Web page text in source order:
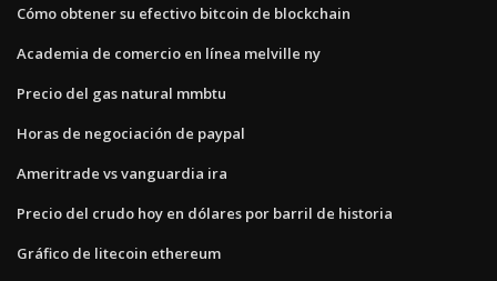
Cómo obtener su efectivo bitcoin de blockchain
Academia de comercio en línea melville ny
Precio del gas natural mmbtu
Horas de negociación de paypal
Ameritrade vs vanguardia ira
Precio del crudo hoy en dólares por barril de historia
Gráfico de litecoin ethereum